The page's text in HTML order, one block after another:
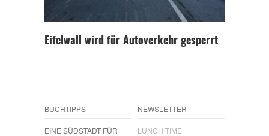
Eifelwall wird für Autoverkehr gesperrt
BUCHTIPPS
EINE SÜDSTADT FÜR
NEWSLETTER
LUNCH TIME